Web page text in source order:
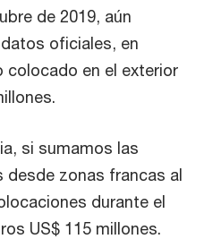
de 2019, aún
oficiales, en
colocado en el exterior
si sumamos las
desde zonas francas al
durante el
US$ 115 millones.